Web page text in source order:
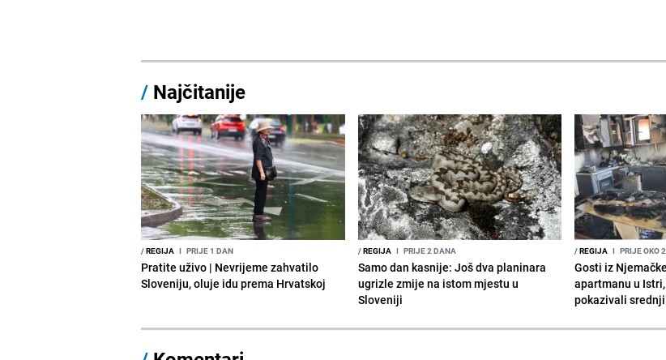
/ Najčitanije
/REGIJA I PRIJE 1 DAN
Pratite uživo | Nevrijeme zahvatilo
Sloveniju, oluje idu prema Hrvatskoj
/REGIJA I PRIJE 2 DANA
Samo dan kasnije: Još dva planinara
ugrizle zmije na istom mjestu u
Sloveniji
/REGIJA I PRIJE OKO
Gosti iz
apartmanu u
pokazivali